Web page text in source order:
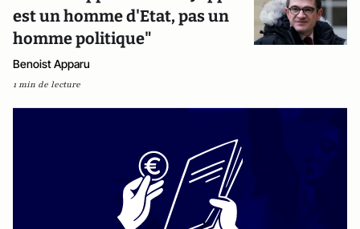
est un homme d'Etat, pas un
homme politique"
Benoist Apparu
1 min de lecture